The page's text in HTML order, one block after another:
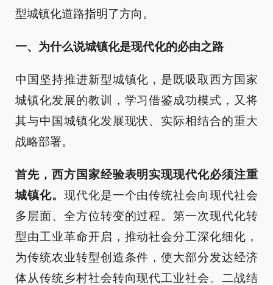
型城镇化道路指明了方向。
一、为什么说城镇化是现代化的必由之路
中国坚持推进新型城镇化，是既吸取西方国家
城镇化发展的教训，学习借鉴成功模式，又将
其与中国城镇化发展现状、实际相结合的重大
战略部署。
首先，西方国家经验表明实现现代化必须注重
城镇化。 现代化是一个由传统社会向现代社会
多层面、全方位转变的过程。第一次现代化转
型由工业革命开启，推动社会分工深化细化，
为传统农业转型创造条件，使大部分发达经济
体从传统乡村社会转向现代工业社会。二战结